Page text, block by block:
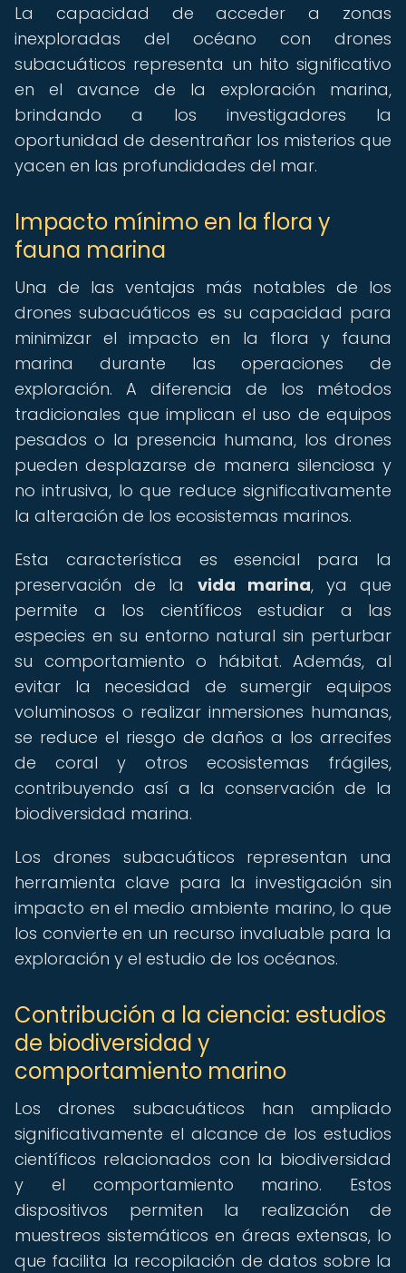
La capacidad de acceder a zonas
inexploradas del océano con drones
subacuáticos representa un hito significativo
en el avance de la exploración marina,
brindando a los investigadores la
oportunidad de desentrañar los misterios que
yacen en las profundidades del mar.
Impacto mínimo en la flora y
fauna marina
Una de las ventajas más notables de los
drones subacuáticos es su capacidad para
minimizar el impacto en la flora y fauna
marina durante las operaciones de
exploración. A diferencia de los métodos
tradicionales que implican el uso de equipos
pesados o la presencia humana, los drones
pueden desplazarse de manera silenciosa y
no intrusiva, lo que reduce significativamente
la alteración de los ecosistemas marinos.
Esta característica es esencial para la
preservación de la vida marina, ya que
permite a los científicos estudiar a las
especies en su entorno natural sin perturbar
su comportamiento o hábitat. Además, al
evitar la necesidad de sumergir equipos
voluminosos o realizar inmersiones humanas,
se reduce el riesgo de daños a los arrecifes
de coral y otros ecosistemas frágiles,
contribuyendo así a la conservación de la
biodiversidad marina.
Los drones subacuáticos representan una
herramienta clave para la investigación sin
impacto en el medio ambiente marino, lo que
los convierte en un recurso invaluable para la
exploración y el estudio de los océanos.
Contribución a la ciencia: estudios
de biodiversidad y
comportamiento marino
Los drones subacuáticos han ampliado
significativamente el alcance de los estudios
científicos relacionados con la biodiversidad
y el comportamiento marino. Estos
dispositivos permiten la realización de
muestreos sistemáticos en áreas extensas, lo
que facilita la recopilación de datos sobre la